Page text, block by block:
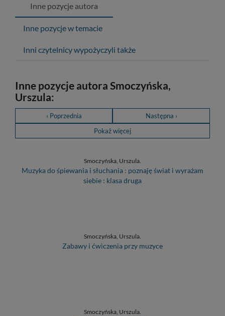
Inne pozycje autora
Inne pozycje w temacie
Inni czytelnicy wypożyczyli także
Inne pozycje autora Smoczyńska,
Urszula:
‹ Poprzednia
Następna ›
Pokaż więcej
Smoczyńska, Urszula.
Muzyka do śpiewania i słuchania : poznaję świat i wyrażam
siebie : klasa druga
Smoczyńska, Urszula.
Zabawy i ćwiczenia przy muzyce
Smoczyńska, Urszula.